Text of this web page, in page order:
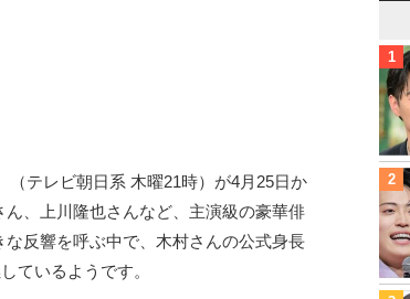
テレビ朝日系 木曜21時）が4月25日か
、上川隆也さんなど、主演級の豪華俳
反響を呼ぶ中で、木村さんの公式身長
ているようです。